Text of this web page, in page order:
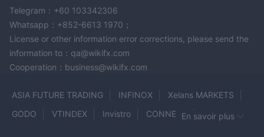
Telegram：+60 103342306
Whatsapp：+852-6613 1970；
License or other information error corrections, please send the
information to：qa@wikifx.com
Cooperation：business@wikifx.com
ASIA FUTURE TRADING INFINOX
Xelans MARKETS
GODO
VTINDEX Invistro
CONNEXTEn savoir plus